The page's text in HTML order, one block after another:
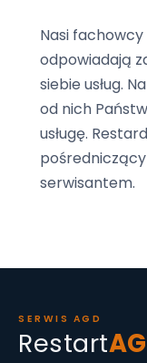
Białystok
Olsztyn
(+48) 500
Nasi
odpowiadają
siebie usług.
od nich
usługę.
serwisantem.
SERWIS AGD
Restart